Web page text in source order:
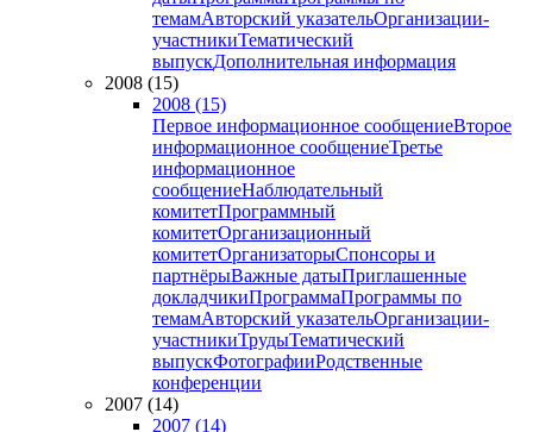
темамАвторский указательОрганизации-
участникиТематический
выпускДополнительная информация
2008 (15)
2008 (15)
Первое информационное сообщениеВторое
информационное сообщениеТретье
информационное
сообщениеНаблюдательный
комитетПрограммный
комитетОрганизационный
комитетОрганизаторыСпонсоры и
партнёрыВажные датыПриглашенные
докладчикиПрограммаПрограммы по
темамАвторский указательОрганизации-
участникиТрудыТематический
выпускФотографииРодственные
конференции
2007 (14)
2007 (14)